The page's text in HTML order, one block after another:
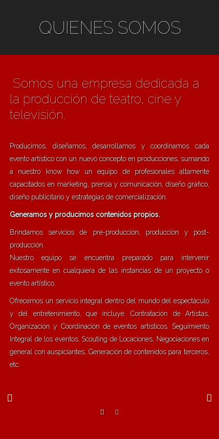
QUIENES SOMOS
Somos una empresa dedicada a
la producción de teatro, cine y
televisión.
Producimos, diseñamos, desarrollamos y coordinamos cada
evento artístico con un nuevo concepto en producciones, sumando
a nuestro know how un equipo de profesionales altamente
capacitados en marketing, prensa y comunicación, diseño grafico,
diseño publicitario y estrategias de comercialización.
Generamos y producimos contenidos propios.
Brindamos servicios de pre-producción, producción y post-
producción.
Nuestro equipo se encuentra preparado para intervenir
exitosamente en cualquiera de las instancias de un proyecto o
evento artístico.
Ofrecemos un servicio integral dentro del mundo del espectáculo
y del entretenimiento, que incluye: Contratación de Artistas,
Organización y Coordinación de eventos artísticos, Seguimiento
Integral de los eventos, Scouting de Locaciones, Negociaciones en
general con auspiciantes, Generación de contenidos para terceros,
etc.